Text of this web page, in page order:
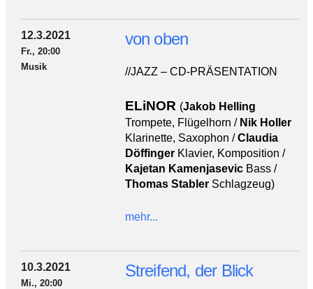
12.3.2021
Fr., 20:00
Musik
von oben
//JAZZ – CD-PRÄSENTATION
ELiNOR (Jakob Helling
Trompete, Flügelhorn / Nik Holler
Klarinette, Saxophon /Claudia
DöffingerKlavier, Komposition /
Kajetan KamenjasevicBass /
Thomas Stabler Schlagzeug)
mehr...
10.3.2021
Mi., 20:00
Streifend, der Blick